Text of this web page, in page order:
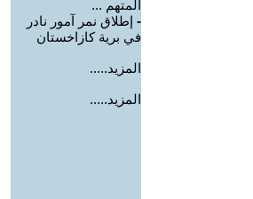
المتهم ...
- إطلاق نمر آمور نادر
في برية كازاخستان
المزيد.....
المزيد.....